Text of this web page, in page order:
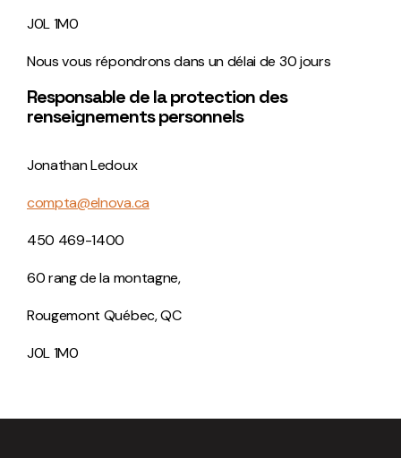
J0L 1M0
Nous vous répondrons dans un délai de 30 jours
Responsable de la protection des
renseignements personnels
Jonathan Ledoux
compta@elnova.ca
450 469-1400
60 rang de la montagne,
Rougemont Québec, QC
J0L 1M0